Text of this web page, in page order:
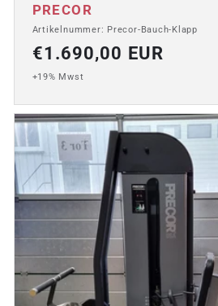
Anbieter:
PRECOR
Artikelnummer: Precor-Bauch-Klapp
Normaler
Preis
€1.690,00 EUR
+19% Mwst